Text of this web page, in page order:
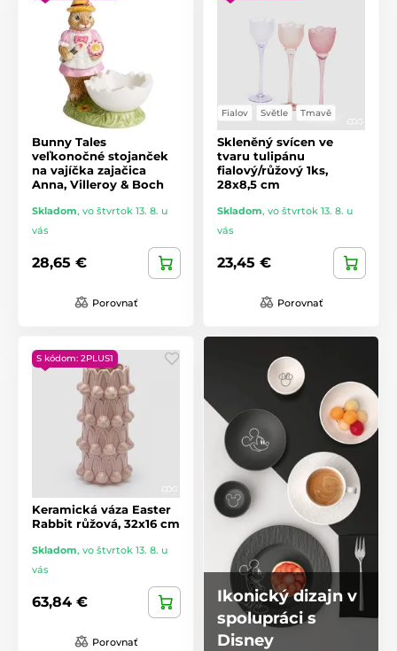
Bunny Tales
veľkonočné stojanček
na vajíčka zajačica
Anna, Villeroy & Boch
Skladom, vo štvrtok 13. 8. u
vás
28,65 €
Porovnať
Fialov Světle Tmavě
Skleněný svícen ve
tvaru tulipánu
fialový/růžový 1ks,
28x8,5 cm
Skladom, vo štvrtok 13. 8. u
vás
23,45 €
Porovnať
S kódom: 2PLUS1
Keramická váza Easter
Rabbit růžová, 32x16 cm
Skladom, vo štvrtok 13. 8. u
vás
63,84 €
Porovnať
Ikonický dizajn v
spolupráci s
Disney